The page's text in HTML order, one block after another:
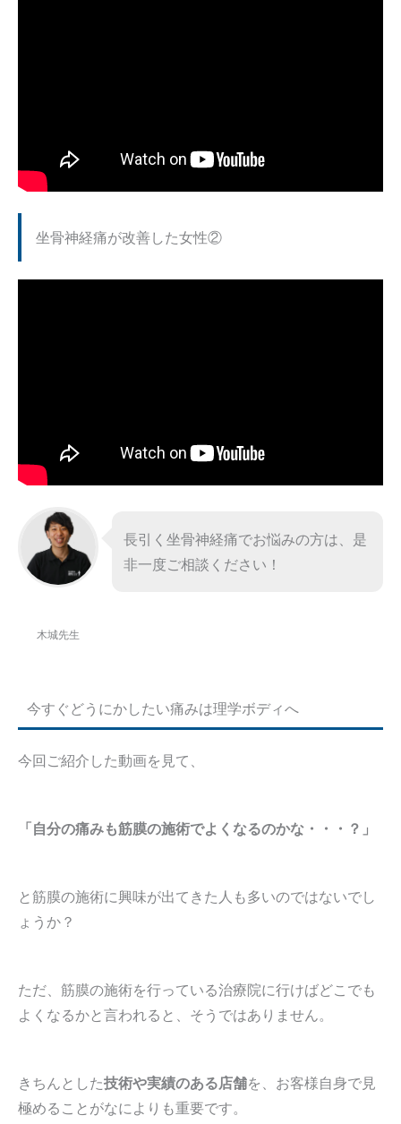
坐骨神経痛が改善した女性②
木城先生
長引く坐骨神経痛でお悩みの方は、是
非一度ご相談ください！
今すぐどうにかしたい痛みは理学ボディへ
今回ご紹介した動画を見て、
「自分の痛みも筋膜の施術でよくなるのかな・・・？」
と筋膜の施術に興味が出てきた人も多いのではないでし
ょうか？
ただ、筋膜の施術を行っている治療院に行けばどこでも
よくなるかと言われると、そうではありません。
きちんとした技術や実績のある店舗を、お客様自身で見
極めることがなによりも重要です。